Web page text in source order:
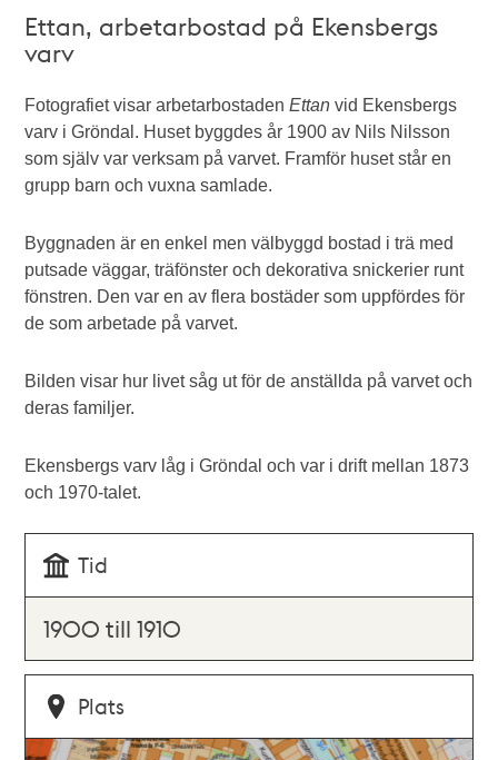
Ettan, arbetarbostad på Ekensbergs
varv
Fotografiet visar arbetarbostadenEttan vid Ekensbergs
varv i Gröndal. Huset byggdes år 1900 av Nils Nilsson
som själv var verksam på varvet. Framför huset står en
grupp barn och vuxna samlade.
Byggnaden är en enkel men välbyggd bostad i trä med
putsade väggar, träfönster och dekorativa snickerier runt
fönstren. Den var en av flera bostäder som uppfördes för
de som arbetade på varvet.
Bilden visar hur livet såg ut för de anställda på varvet och
deras familjer.
Ekensbergs varv låg i Gröndal och var i drift mellan 1873
och 1970-talet.
Tid
1900 till 1910
Plats